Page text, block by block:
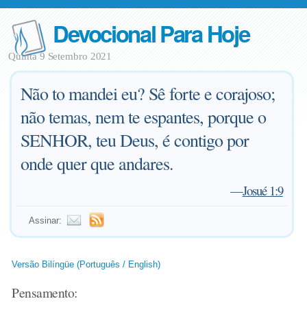
Devocional Para Hoje
Quinta 9 Setembro 2021
Não to mandei eu? Sê forte e corajoso;
não temas, nem te espantes, porque o
SENHOR, teu Deus, é contigo por
onde quer que andares.
—Josué 1:9
Assinar:
Versão Bilíngüe (Português / English)
Pensamento: